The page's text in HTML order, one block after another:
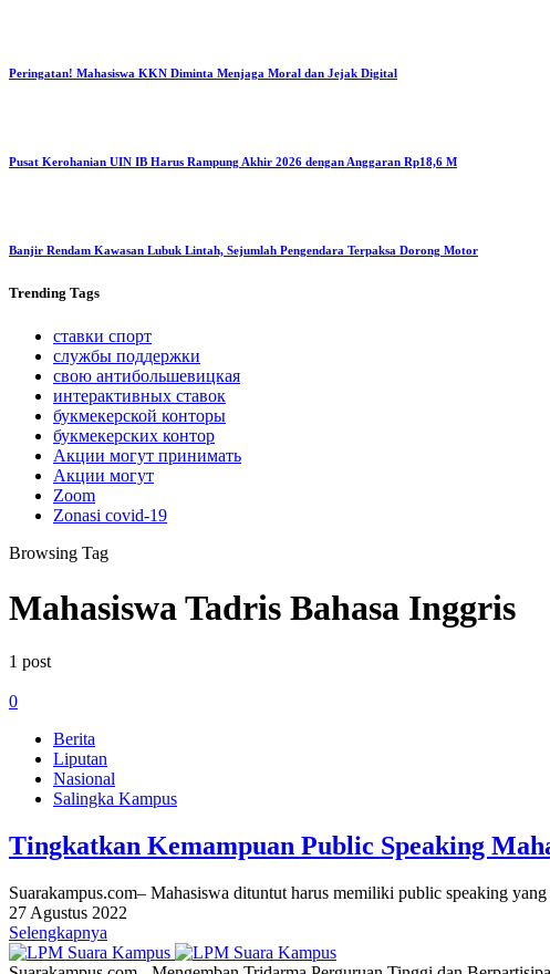
Peringatan! Mahasiswa KKN Diminta Menjaga Moral dan Jejak Digital
Pusat Kerohanian UIN IB Harus Rampung Akhir 2026 dengan Anggaran Rp18,6 M
Banjir Rendam Kawasan Lubuk Lintah, Sejumlah Pengendara Terpaksa Dorong Motor
Trending Tags
ставки спорт
службы поддержки
свою антибольшевицкая
интерактивных ставок
букмекерской конторы
букмекерских контор
Акции могут принимать
Акции могут
Zoom
Zonasi covid-19
Browsing Tag
Mahasiswa Tadris Bahasa Inggris
1 post
0
Berita
Liputan
Nasional
Salingka Kampus
Tingkatkan Kemampuan Public Speaking
Suarakampus.com– Mahasiswa dituntut harus memiliki public speaking
27 Agustus 2022
Selengkapnya